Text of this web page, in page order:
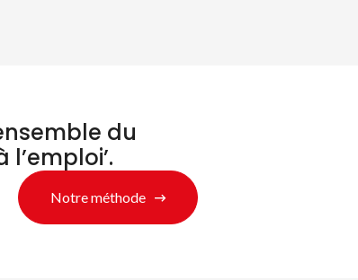
du
Notre méthode